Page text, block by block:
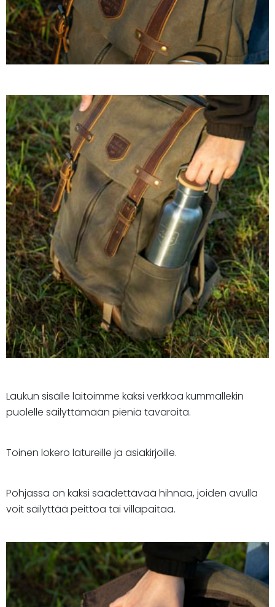
Laukun sisälle laitoimme kaksi verkkoa kummallekin
puolelle säilyttämään pieniä tavaroita.
Toinen lokero latureille ja asiakirjoille.
Pohjassa on kaksi säädettävää hihnaa, joiden avulla
voit säilyttää peittoa tai villapaitaa.